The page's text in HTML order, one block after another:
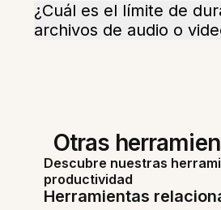
¿Cuál es el límite de
archivos de audio o
Otras
Descubre nuestras
productividad
Herramientas